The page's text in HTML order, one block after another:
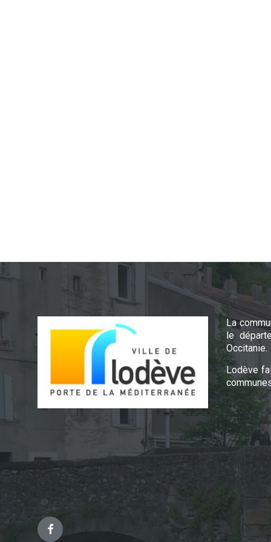
La
le
Occitanie.
Lodève
Facebook